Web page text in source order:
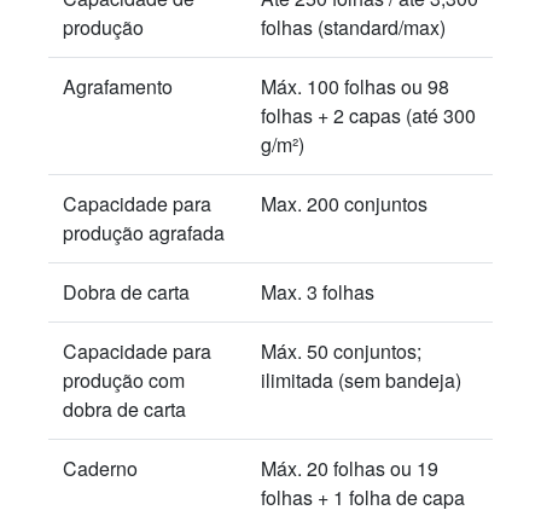
produção
folhas (standard/max)
Agrafamento
Máx. 100 folhas ou 98
folhas + 2 capas (até 300
g/m²)
Capacidade para
produção agrafada
Max. 200 conjuntos
Dobra de carta Max. 3 folhas
Capacidade para
produção com
dobra de carta
Máx. 50 conjuntos;
ilimitada (sem bandeja)
Caderno
Máx. 20 folhas ou 19
folhas + 1 folha de capa